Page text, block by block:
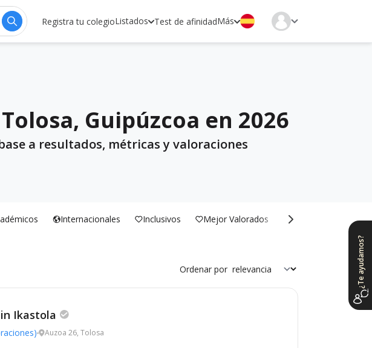
Registra tu colegioListados Test de afinidadMás
Guipúzcoa en 2026
a resultados, métricas y valoraciones
Internacionales Inclusivos Mejor Valorados
Ordenar por
Ikastola
Auzoa 26, Tolosa
¿Te ayudamos?